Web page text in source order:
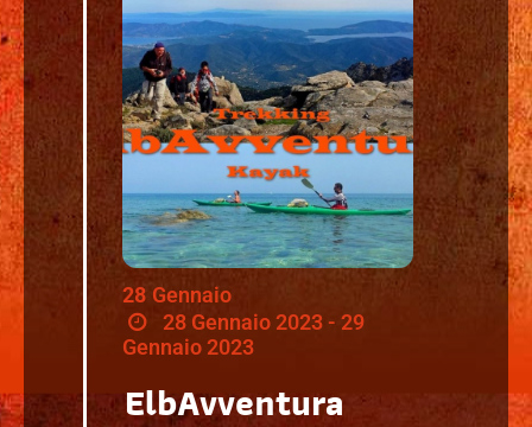
28 Gennaio
28 Gennaio 2023 - 29
Gennaio 2023
ElbAvventura